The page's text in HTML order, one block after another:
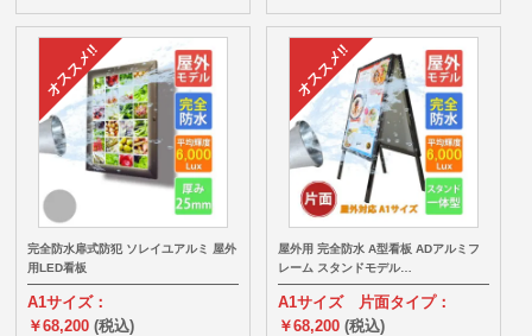
完全防水扉式防犯 ソレイユアルミ 屋外
用LED看板
A1サイズ：
￥68,200(税込)
屋外用 完全防水 A型看板 ADアルミフ
レーム スタンドモデル…
A1サイズ 片面タイプ：
￥68,200 (税込)